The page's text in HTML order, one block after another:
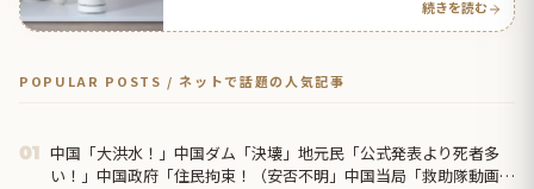
続きを読む
POPULAR POSTS / ネットで話題の人気記事
01 中国「大洪水！」中国ダム「決壊」地元民「公式発表より死者多
い！」中国政府「住民拘束！（安否不明」中国当局「救助隊動画も